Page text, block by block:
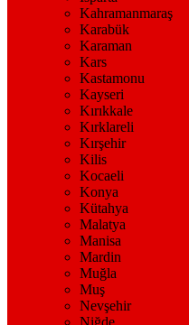
Kahramanmaraş
Karabük
Karaman
Kars
Kastamonu
Kayseri
Kırıkkale
Kırklareli
Kırşehir
Kilis
Kocaeli
Konya
Kütahya
Malatya
Manisa
Mardin
Muğla
Muş
Nevşehir
Niğde